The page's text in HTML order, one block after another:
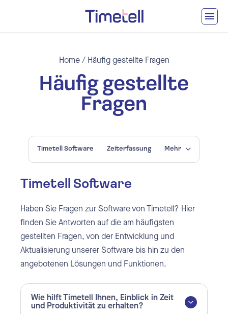
Home/ Häufig gestellte Fragen
Häufig gestellte
Fragen
Timetell Software Zeiterfassung Mehr
Timetell Software
Haben Sie Fragen zur Software von Timetell? Hier
finden Sie Antworten auf die am häufigsten
gestellten Fragen, von der Entwicklung und
Aktualisierung unserer Software bis hin zu den
angebotenen Lösungen und Funktionen.
Wie hilft Timetell Ihnen, Einblick in Zeit
und Produktivität zu erhalten?